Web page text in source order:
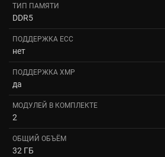
ТИП ПАМЯТИ
DDR5
ПОДДЕРЖКА ECC
нет
ПОДДЕРЖКА XMP
да
МОДУЛЕЙ В КОМПЛЕКТЕ
2
ОБЩИЙ ОБЪЁМ
32 ГБ